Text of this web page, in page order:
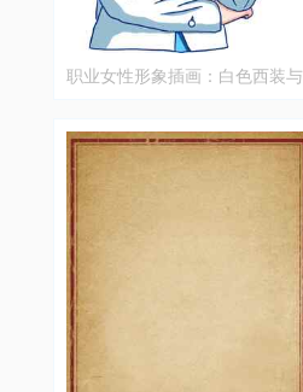
职业女性形象插画：白色西装与